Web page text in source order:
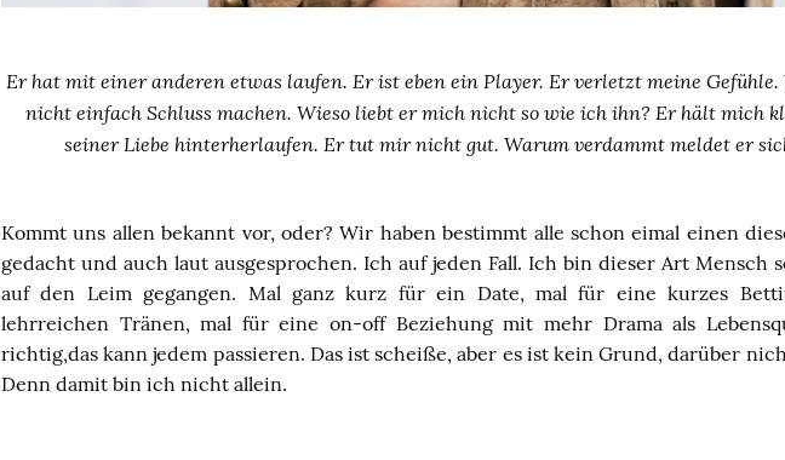
Er hat mit einer anderen etwas laufen. Er ist eben ein Player. Er verletzt meine Gefühle.
nicht einfach Schluss machen. Wieso liebt er mich nicht so wie ich ihn? Er hält mich
seiner Liebe hinterherlaufen. Er tut mir nicht gut. Warum verdammt meldet er
Kommt uns allen bekannt vor, oder? Wir haben bestimmt alle schon eimal einen
gedacht und auch laut ausgesprochen. Ich auf jeden Fall. Ich bin dieser Art Mensch
auf den Leim gegangen. Mal ganz kurz für ein Date, mal für eine kurzes
lehrreichen Tränen, mal für eine on-off Beziehung mit mehr Drama als
richtig,das kann jedem passieren. Das ist scheiße, aber es ist kein Grund, darüber
Denn damit bin ich nicht allein.